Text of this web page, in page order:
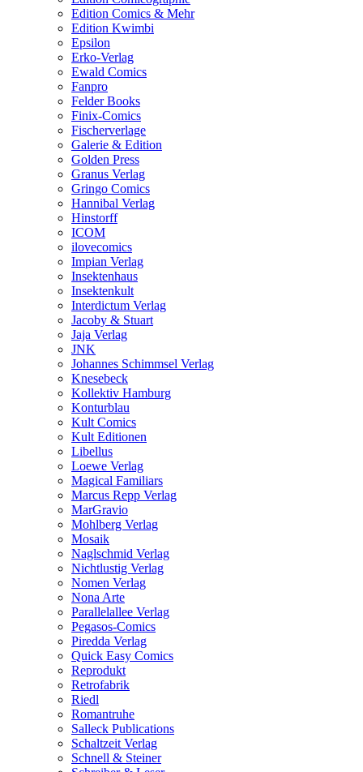
Edition Comics & Mehr
Edition Kwimbi
Epsilon
Erko-Verlag
Ewald Comics
Fanpro
Felder Books
Finix-Comics
Fischerverlage
Galerie & Edition
Golden Press
Granus Verlag
Gringo Comics
Hannibal Verlag
Hinstorff
ICOM
ilovecomics
Impian Verlag
Insektenhaus
Insektenkult
Interdictum Verlag
Jacoby & Stuart
Jaja Verlag
JNK
Johannes Schimmsel Verlag
Knesebeck
Kollektiv Hamburg
Konturblau
Kult Comics
Kult Editionen
Libellus
Loewe Verlag
Magical Familiars
Marcus Repp Verlag
MarGravio
Mohlberg Verlag
Mosaik
Naglschmid Verlag
Nichtlustig Verlag
Nomen Verlag
Nona Arte
Parallelallee Verlag
Pegasos-Comics
Piredda Verlag
Quick Easy Comics
Reprodukt
Retrofabrik
Riedl
Romantruhe
Salleck Publications
Schaltzeit Verlag
Schnell & Steiner